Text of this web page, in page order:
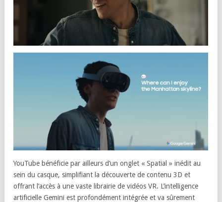
YouTube bénéficie par ailleurs d’un onglet « Spatial » inédit au
sein du casque, simplifiant la découverte de contenu 3D et
offrant l’accès à une vaste librairie de vidéos VR. L’intelligence
artificielle Gemini est profondément intégrée et va sûrement